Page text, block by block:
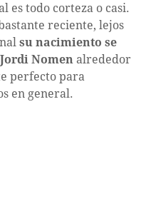
es todo corteza o casi.
reciente, lejos
su nacimiento se
Nomen alrededor
perfecto para
en general.